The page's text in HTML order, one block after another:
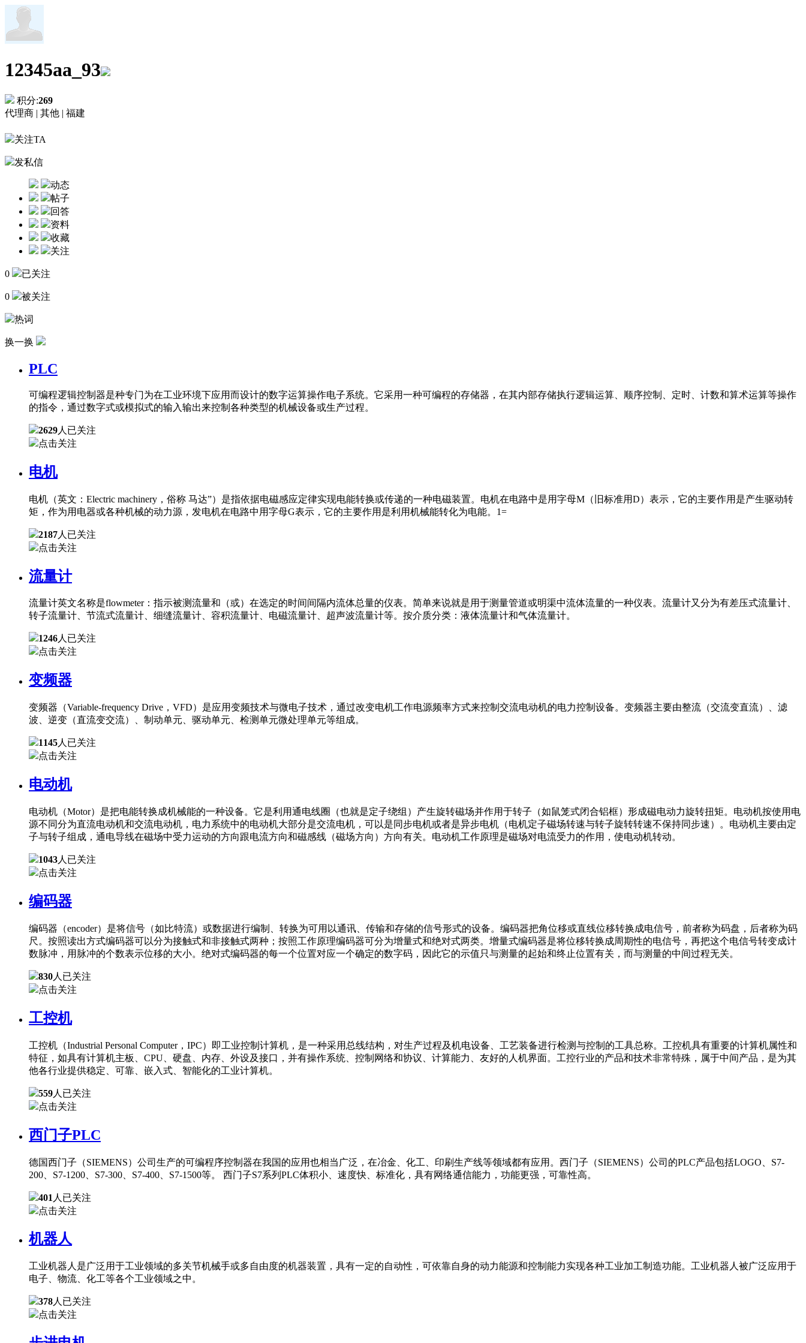
12345aa_93
积分:269
代理商 | 其他 | 福建
关注TA
发私信
动态
帖子
回答
资料
收藏
关注
0 已关注
0 被关注
热词
换一换
PLC
可编程逻辑控制器是种专门为在工业环境下应用而设计的数字运算操作电子系统。它采用一种可编程的存储器，在其内部存储执行逻辑运算、顺序控制、定时、计数和算术运算等操作
的指令，通过数字式或模拟式的输入输出来控制各种类型的机械设备或生产过程。
2629人已关注
点击关注
电机
电机（英文：Electric machinery，俗称 马达”）是指依据电磁感应定律实现电能转换或传递的一种电磁装置。电机在电路中是用字母M（旧标准用D）表示，它的主要作用是产生驱动转
矩，作为用电器或各种机械的动力源，发电机在电路中用字母G表示，它的主要作用是利用机械能转化为电能。1=
2187人已关注
点击关注
流量计
流量计英文名称是flowmeter：指示被测流量和（或）在选定的时间间隔内流体总量的仪表。简单来说就是用于测量管道或明渠中流体流量的一种仪表。流量计又分为有差压式流量计、
转子流量计、节流式流量计、细缝流量计、容积流量计、电磁流量计、超声波流量计等。按介质分类：液体流量计和气体流量计。
1246人已关注
点击关注
变频器
变频器（Variable-frequency Drive，VFD）是应用变频技术与微电子技术，通过改变电机工作电源频率方式来控制交流电动机的电力控制设备。变频器主要由整流（交流变直流）、滤
波、逆变（直流变交流）、制动单元、驱动单元、检测单元微处理单元等组成。
1145人已关注
点击关注
电动机
电动机（Motor）是把电能转换成机械能的一种设备。它是利用通电线圈（也就是定子绕组）产生旋转磁场并作用于转子（如鼠笼式闭合铝框）形成磁电动力旋转扭矩。电动机按使用电
源不同分为直流电动机和交流电动机，电力系统中的电动机大部分是交流电机，可以是同步电机或者是异步电机（电机定子磁场转速与转子旋转转速不保持同步速）。电动机主要由定
子与转子组成，通电导线在磁场中受力运动的方向跟电流方向和磁感线（磁场方向）方向有关。电动机工作原理是磁场对电流受力的作用，使电动机转动。
1043人已关注
点击关注
编码器
编码器（encoder）是将信号（如比特流）或数据进行编制、转换为可用以通讯、传输和存储的信号形式的设备。编码器把角位移或直线位移转换成电信号，前者称为码盘，后者称为码
尺。按照读出方式编码器可以分为接触式和非接触式两种；按照工作原理编码器可分为增量式和绝对式两类。增量式编码器是将位移转换成周期性的电信号，再把这个电信号转变成计
数脉冲，用脉冲的个数表示位移的大小。绝对式编码器的每一个位置对应一个确定的数字码，因此它的示值只与测量的起始和终止位置有关，而与测量的中间过程无关。
830人已关注
点击关注
工控机
工控机（Industrial Personal Computer，IPC）即工业控制计算机，是一种采用总线结构，对生产过程及机电设备、工艺装备进行检测与控制的工具总称。工控机具有重要的计算机属性和
特征，如具有计算机主板、CPU、硬盘、内存、外设及接口，并有操作系统、控制网络和协议、计算能力、友好的人机界面。工控行业的产品和技术非常特殊，属于中间产品，是为其
他各行业提供稳定、可靠、嵌入式、智能化的工业计算机。
559人已关注
点击关注
西门子PLC
德国西门子（SIEMENS）公司生产的可编程序控制器在我国的应用也相当广泛，在冶金、化工、印刷生产线等领域都有应用。西门子（SIEMENS）公司的PLC产品包括LOGO、S7-
200、S7-1200、S7-300、S7-400、S7-1500等。 西门子S7系列PLC体积小、速度快、标准化，具有网络通信能力，功能更强，可靠性高。
401 人已关注
点击关注
机器人
工业机器人是广泛用于工业领域的多关节机械手或多自由度的机器装置，具有一定的自动性，可依靠自身的动力能源和控制能力实现各种工业加工制造功能。工业机器人被广泛应用于
电子、物流、化工等各个工业领域之中。
378人已关注
点击关注